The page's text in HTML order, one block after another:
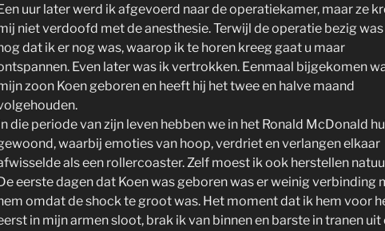
uur later werd ik afgevoerd naar de operatiekamer, maar ze
niet verdoofd met de anesthesie. Terwijl de operatie bezig was
dat ik er nog was, waarop ik te horen kreeg gaat u maar
Even later was ik vertrokken. Eenmaal bijgekomen
zoon Koen geboren en heeft hij het twee en halve maand
die periode van zijn leven hebben we in het Ronald McDonald
waarbij emoties van hoop, verdriet en verlangen elkaar
als een rollercoaster. Zelf moest ik ook herstellen
eerste dagen dat Koen was geboren was er weinig verbinding
omdat de shock te groot was. Het moment dat ik hem voor
in mijn armen sloot, brak ik van binnen en barste in tranen uit